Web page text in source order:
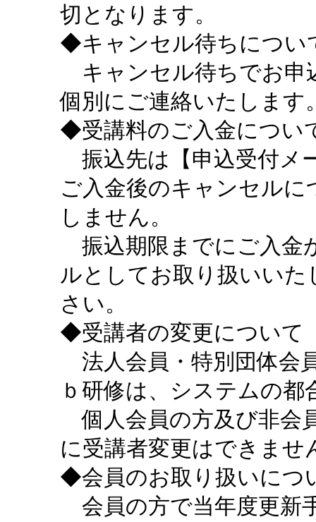
切となります。
◆キャンセル待ちについ
キャンセル待ちでお申
個別にご連絡いたします
◆受講料のご入金につい
振込先は【申込受付メ
ご入金後のキャンセル
しません。
振込期限までにご入金
ルとしてお取り扱いい
さい。
◆受講者の変更について
法人会員・特別団体会
ｂ研修は、システムの
個人会員の方及び非会
に受講者変更はできませ
◆会員のお取り扱いにつ
会員の方で当年度更新